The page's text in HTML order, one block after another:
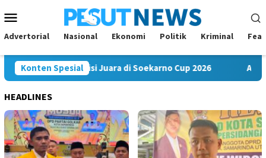
ke
kontenMobile
Advertorial Nasional Ekonomi Politik Kriminal
Konten Spesial
FC Bawa Misi Juara di Soekarno Cup 2026 Andi
HEADLINES